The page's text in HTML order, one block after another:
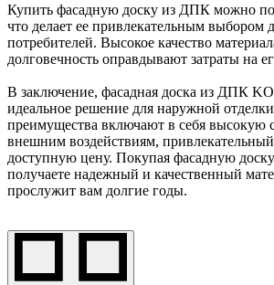
Купить фасадную доску из ДПК можно
что делает ее привлекательным выбором
потребителей. Высокое качество
долговечность оправдывают затраты на
В заключение, фасадная доска из ДПК
идеальное решение для наружной
преимущества включают в себя высокую
внешним воздействиям,
доступную цену. Покупая фасадную
получаете надежный и качественный
прослужит вам долгие годы.